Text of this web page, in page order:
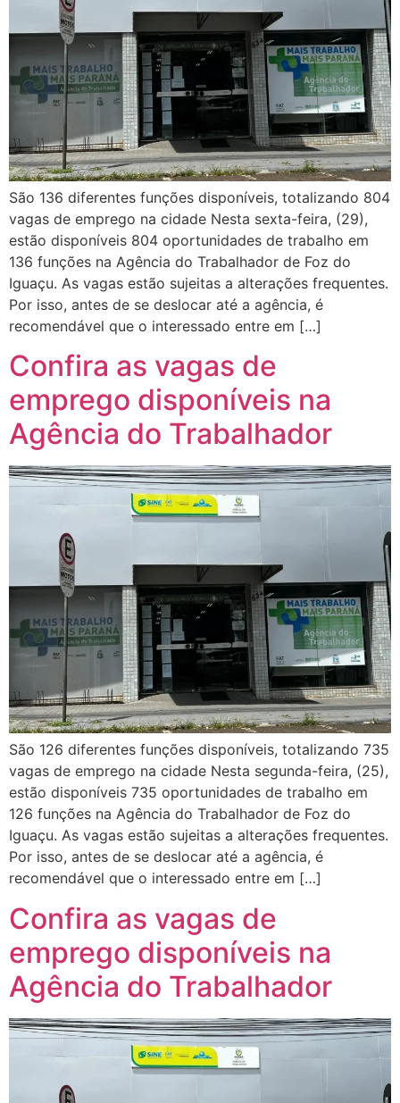
São 136 diferentes funções disponíveis, totalizando 804
vagas de emprego na cidade Nesta sexta-feira, (29),
estão disponíveis 804 oportunidades de trabalho em
136 funções na Agência do Trabalhador de Foz do
Iguaçu. As vagas estão sujeitas a alterações frequentes.
Por isso, antes de se deslocar até a agência, é
recomendável que o interessado entre em […]
Confira as vagas de
emprego disponíveis na
Agência do Trabalhador
São 126 diferentes funções disponíveis, totalizando 735
vagas de emprego na cidade Nesta segunda-feira, (25),
estão disponíveis 735 oportunidades de trabalho em
126 funções na Agência do Trabalhador de Foz do
Iguaçu. As vagas estão sujeitas a alterações frequentes.
Por isso, antes de se deslocar até a agência, é
recomendável que o interessado entre em […]
Confira as vagas de
emprego disponíveis na
Agência do Trabalhador